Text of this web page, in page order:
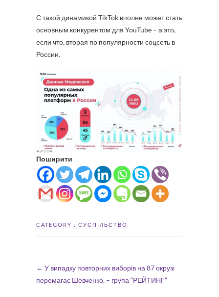
С такой динамикой TikTok вполне может стать
основным конкурентом для YouTube – а это,
если что, вторая по популярности соцсеть в
России.
Поширити
CATEGORY : СУСПІЛЬСТВО
← У випадку повторних виборів на 87 окрузі
перемагає Шевченко, – група “РЕЙТИНГ”